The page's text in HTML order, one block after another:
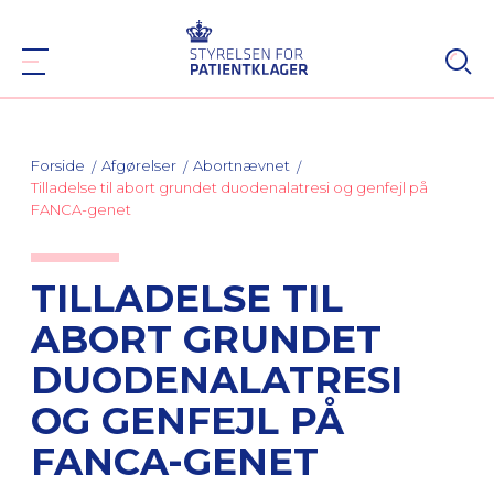
Forside Afgørelser
Abortnævnet
Tilladelse til abort grundet duodenalatresi og genfejl på
FANCA-genet
TILLADELSE TIL
ABORT GRUNDET
DUODENALATRESI
OG GENFEJL PÅ
FANCA-GENET